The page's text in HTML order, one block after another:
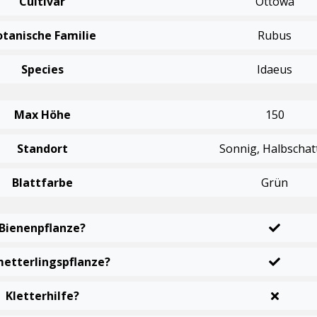
Familie Rubus
Species Idaeus
Max Höhe 150
Standort Sonnig,
Blattfarbe Grün
Bienenpflanze?
Kletterhilfe?